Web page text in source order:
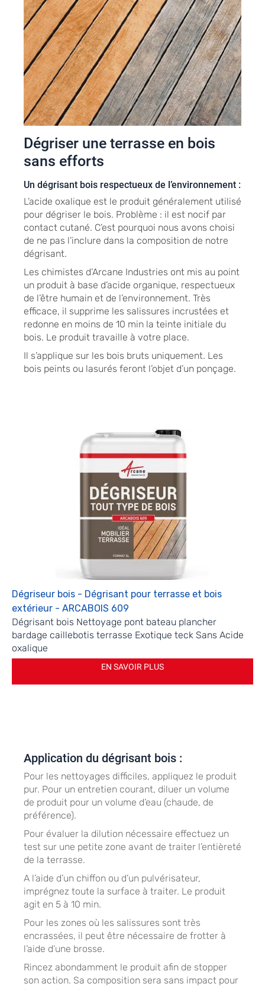
Dégriser une terrasse en bois
sans efforts
Un dégrisant bois respectueux de l’environnement :
L’acide oxalique est le produit généralement utilisé
pour dégriser le bois. Problème : il est nocif par
contact cutané. C’est pourquoi nous avons choisi
de ne pas l’inclure dans la composition de notre
dégrisant.
Les chimistes d’Arcane Industries ont mis au point
un produit à base d’acide organique, respectueux
de l’être humain et de l’environnement. Très
efficace, il supprime les salissures incrustées et
redonne en moins de 10 min la teinte initiale du
bois. Le produit travaille à votre place.
Il s’applique sur les bois bruts uniquement. Les
bois peints ou lasurés feront l’objet d’un ponçage.
Dégriseur bois - Dégrisant pour terrasse et bois
extérieur - ARCABOIS 609
Dégrisant bois Nettoyage pont bateau plancher
bardage caillebotis terrasse Exotique teck Sans Acide
oxalique
EN SAVOIR PLUS
Application du dégrisant bois :
Pour les nettoyages difficiles, appliquez le produit
pur. Pour un entretien courant, diluer un volume
de produit pour un volume d’eau (chaude, de
préférence).
Pour évaluer la dilution nécessaire effectuez un
test sur une petite zone avant de traiter l’entièreté
de la terrasse.
A l’aide d’un chiffon ou d’un pulvérisateur,
imprégnez toute la surface à traiter. Le produit
agit en 5 à 10 min.
Pour les zones où les salissures sont très
encrassées, il peut être nécessaire de frotter à
l’aide d’une brosse.
Rincez abondamment le produit afin de stopper
son action. Sa composition sera sans impact pour